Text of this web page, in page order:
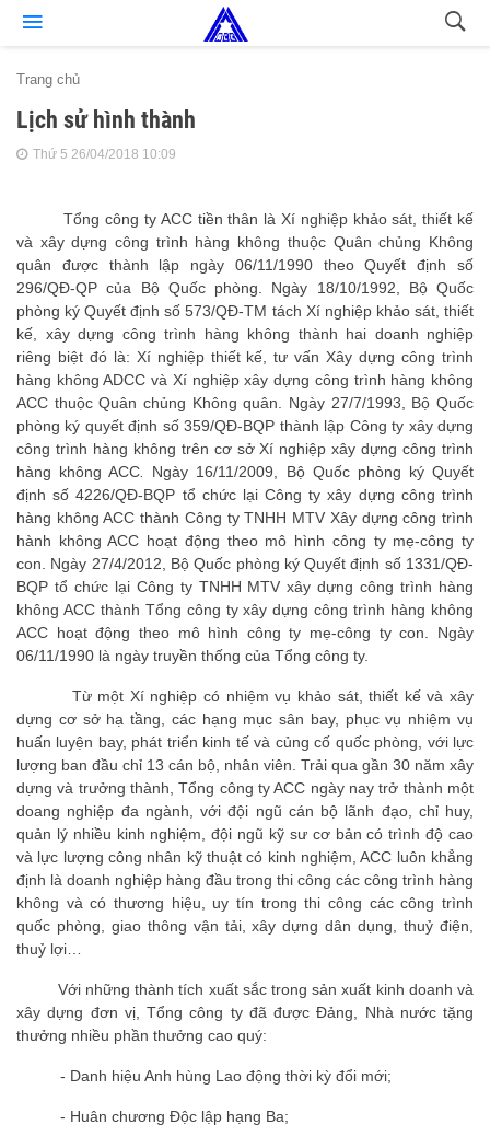
Trang chủ
Lịch sử hình thành
Thứ 5 26/04/2018 10:09
Tổng công ty ACC tiền thân là Xí nghiệp khảo sát, thiết kế
và xây dựng công trình hàng không thuộc Quân chủng Không
quân được thành lập ngày 06/11/1990 theo Quyết định số
296/QĐ-QP của Bộ Quốc phòng. Ngày 18/10/1992, Bộ Quốc
phòng ký Quyết định số 573/QĐ-TM tách Xí nghiệp khảo sát, thiết
kế, xây dựng công trình hàng không thành hai doanh nghiệp
riêng biệt đó là: Xí nghiệp thiết kế, tư vấn Xây dựng công trình
hàng không ADCC và Xí nghiệp xây dựng công trình hàng không
ACC thuộc Quân chủng Không quân. Ngày 27/7/1993, Bộ Quốc
phòng ký quyết định số 359/QĐ-BQP thành lập Công ty xây dựng
công trình hàng không trên cơ sở Xí nghiệp xây dựng công trình
hàng không ACC
Ngày 16/11/2009, Bộ Quốc phòng ký Quyết
định số 4226/QĐ-BQP tổ chức lại Công ty xây dựng công trình
hàng không ACC thành Công ty TNHH MTV Xây dựng công trình
hành không ACC hoạt động theo mô hình công ty mẹ-công ty
con. Ngày 27/4/2012, Bộ Quốc phòng ký Quyết định số 1331/QĐ-
BQP tổ chức lại Công ty TNHH MTV xây dựng công trình hàng
không ACC thành Tổng công ty xây dựng công trình hàng không
ACC hoạt động theo mô hình công ty mẹ-công ty con. Ngày
06/11/1990 là ngày truyền thống của Tổng công ty.
Từ một Xí nghiệp có nhiệm vụ khảo sát, thiết kế và xây
dựng cơ sở hạ tầng, các hạng mục sân bay, phục vụ nhiệm vụ
huấn luyện bay, phát triển kinh tế và củng cố quốc phòng, với lực
lượng ban đầu chỉ 13 cán bộ, nhân viên. Trải qua gần 30 năm xây
dựng và trưởng thành, Tổng công ty ACC ngày nay trở thành một
doang nghiệp đa ngành, với đội ngũ cán bộ lãnh đạo, chỉ huy,
quản lý nhiều kinh nghiệm, đội ngũ kỹ sư cơ bản có trình độ cao
và lực lượng công nhân kỹ thuật có kinh nghiệm, ACC luôn khẳng
định là doanh nghiệp hàng đầu trong thi công các công trình hàng
không và có thương hiệu, uy tín trong thi công các công trình
quốc phòng, giao thông vận tải, xây dựng dân dụng, thuỷ điện,
thuỷ lợi…
Với những thành tích xuất sắc trong sản xuất kinh doanh và
xây dựng đơn vị, Tổng công ty đã được Đảng, Nhà nước tặng
thưởng nhiều phần thưởng cao quý:
- Danh hiệu Anh hùng Lao động thời kỳ đổi mới;
- Huân chương Độc lập hạng Ba;